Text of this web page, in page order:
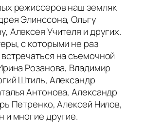
режиссеров наш земляк
Элинссона, Ольгу
Алексея Учителя и других.
с которыми не раз
на съемочной
Розанова, Владимир
Штиль, Александр
Антонова, Александр
Петренко, Алексей Нилов,
и многие другие.